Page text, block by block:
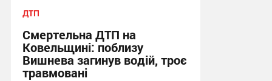
ДТП
Смертельна ДТП на
Ковельщині: поблизу
Вишнева загинув водій, троє
травмовані